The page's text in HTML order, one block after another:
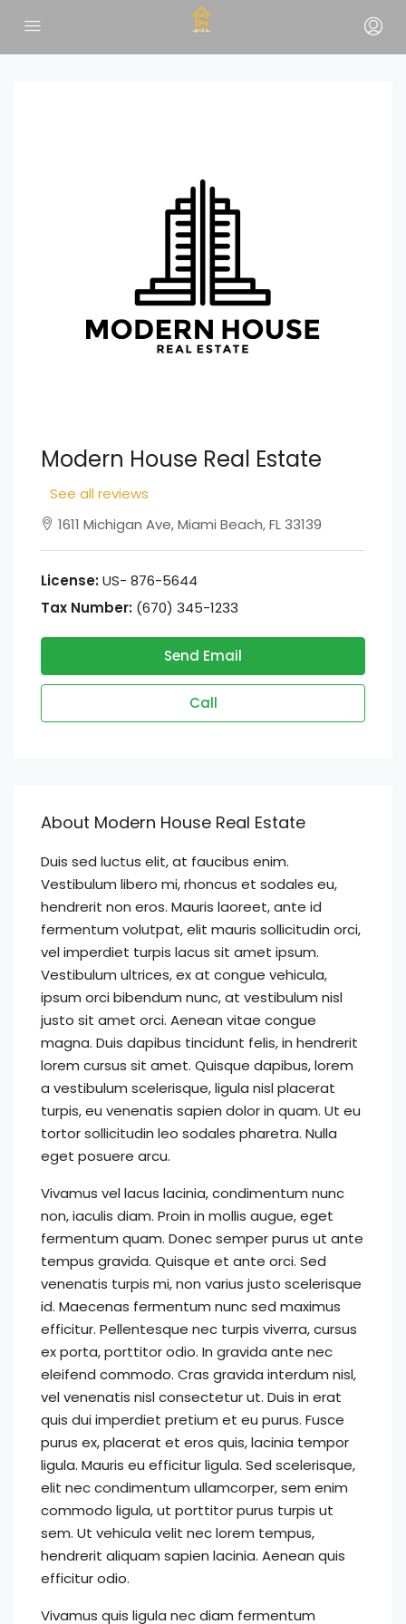
Modern House Real Estate
See all reviews
1611 Michigan Ave, Miami Beach, FL 33139
License:US- 876-5644
Tax Number: (670) 345-1233
Send Email
Call
About Modern House Real Estate
Duis sed luctus elit, at faucibus enim.
Vestibulum libero mi, rhoncus et sodales eu,
hendrerit non eros. Mauris laoreet, ante id
fermentum volutpat, elit mauris sollicitudin orci,
vel imperdiet turpis lacus sit amet ipsum.
Vestibulum ultrices, ex at congue vehicula,
ipsum orci bibendum nunc, at vestibulum nisl
justo sit amet orci. Aenean vitae congue
magna. Duis dapibus tincidunt felis, in hendrerit
lorem cursus sit amet. Quisque dapibus, lorem
a vestibulum scelerisque, ligula nisl placerat
turpis, eu venenatis sapien dolor in quam. Ut eu
tortor sollicitudin leo sodales pharetra. Nulla
eget posuere arcu.
Vivamus vel lacus lacinia, condimentum nunc
non, iaculis diam. Proin in mollis augue, eget
fermentum quam. Donec semper purus ut ante
tempus gravida. Quisque et ante orci. Sed
venenatis turpis mi, non varius justo scelerisque
id. Maecenas fermentum nunc sed maximus
efficitur. Pellentesque nec turpis viverra, cursus
ex porta, porttitor odio. In gravida ante nec
eleifend commodo. Cras gravida interdum nisl,
vel venenatis nisl consectetur ut. Duis in erat
quis dui imperdiet pretium et eu purus. Fusce
purus ex, placerat et eros quis, lacinia tempor
ligula. Mauris eu efficitur ligula. Sed scelerisque,
elit nec condimentum ullamcorper, sem enim
commodo ligula, ut porttitor purus turpis ut
sem. Ut vehicula velit nec lorem tempus,
hendrerit aliquam sapien lacinia. Aenean quis
efficitur odio.
Vivamus quis ligula nec diam fermentum